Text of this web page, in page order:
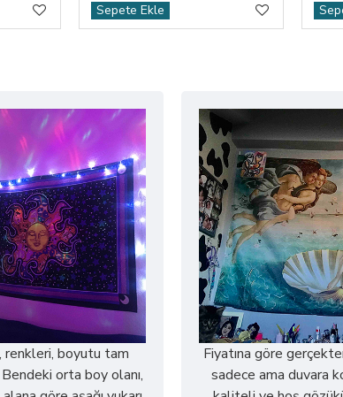
Sepete Ekle
renkleri, boyutu tam
orta boy olanı,
Fiyatına göre
sadece ama duvara